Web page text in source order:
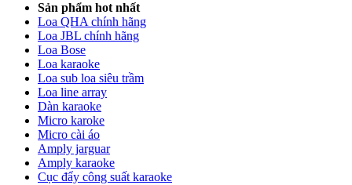
Sản phẩm hot nhất
Loa QHA chính hãng
Loa JBL chính hãng
Loa Bose
Loa karaoke
Loa sub loa siêu trầm
Loa line array
Dàn karaoke
Micro karoke
Micro cài áo
Amply jarguar
Amply karaoke
Cục đẩy công suất karaoke